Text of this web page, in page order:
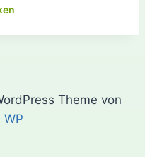
Theme von
WP